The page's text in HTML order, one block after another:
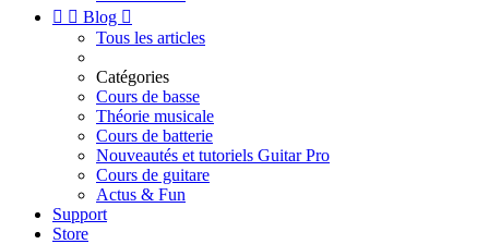
  Blog 
Tous les articles
Catégories
Cours de basse
Théorie musicale
Cours de batterie
Nouveautés et tutoriels Guitar Pro
Cours de guitare
Actus & Fun
Support
Store